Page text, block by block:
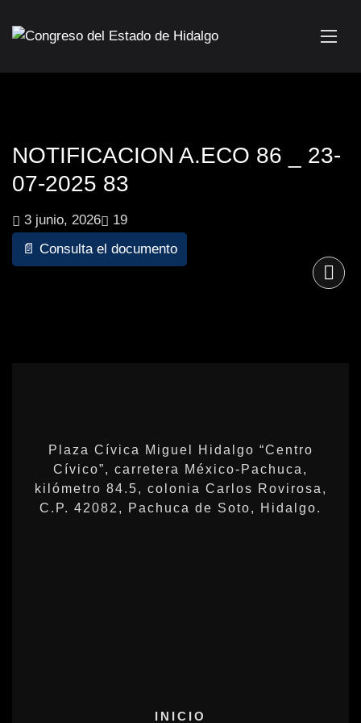
NOTIFICACION A.ECO 86 _ 23-
07-2025 83
3 junio, 2026
19
📄 Consulta el documento
Plaza Cívica Miguel Hidalgo “Centro
Cívico”, carretera México-Pachuca,
kilómetro 84.5, colonia Carlos Rovirosa,
C.P. 42082, Pachuca de Soto, Hidalgo.
INICIO